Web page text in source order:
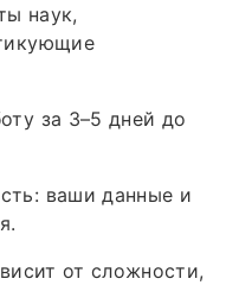
наук,
за 3–5 дней до
ваши данные и
от сложности,